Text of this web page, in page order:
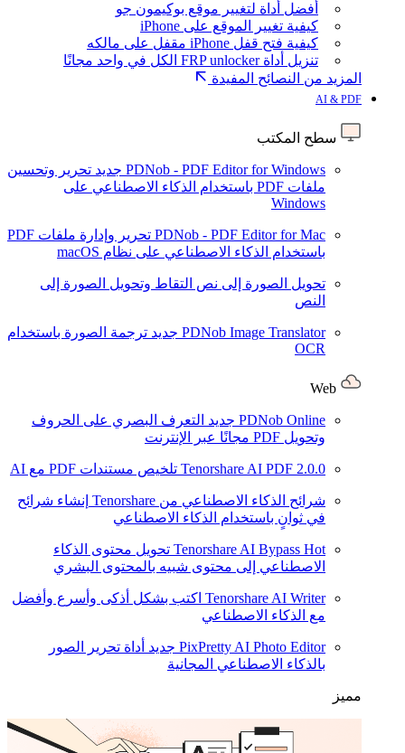
أفضل أداة لتغيير موقع بوكيمون جو
كيفية تغيير الموقع على iPhone
كيفية فتح قفل iPhone مقفل على مالكه
تنزيل أداة FRP unlocker الكل في واحد مجانًا
المزيد من النصائح المفيدة
AI & PDF
سطح المكتب
PDNob - PDF Editor for Windows جديد تحرير وتحسين
ملفات PDF باستخدام الذكاء الاصطناعي على
Windows
PDNob - PDF Editor for Mac
تحرير وإدارة ملفات PDF
باستخدام الذكاء الاصطناعي على نظام macOS
تحويل الصورة إلى نص التقاط وتحويل الصورة إلى
النص
PDNob Image Translator جديد ترجمة الصورة باستخدام
OCR
PDNob Online جديد التعرف البصري على الحروف
وتحويل PDF مجانًا عبر الإنترنت
Tenorshare AI PDF 2.0.0 تلخيص مستندات PDF مع AI
شرائح الذكاء الاصطناعي من Tenorshare
إنشاء شرائح
في ثوانٍ باستخدام الذكاء الاصطناعي
Tenorshare AI Bypass Hot
تحويل محتوى الذكاء
الاصطناعي إلى محتوى شبيه بالمحتوى البشري
Tenorshare AI Writer اكتب بشكل أذكى وأسرع وأفضل
مع الذكاء الاصطناعي
PixPretty AI Photo Editor جديد أداة تحرير الصور
بالذكاء الاصطناعي المجانية
مميز